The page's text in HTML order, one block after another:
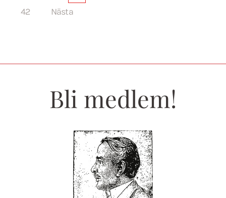
42
Nästa
Bli medlem!